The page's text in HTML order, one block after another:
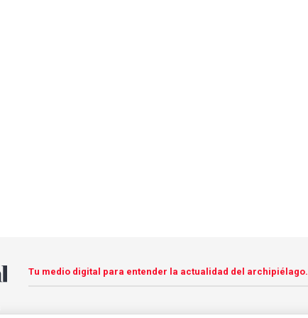
Tu medio digital para entender la actualidad del archipiélago.